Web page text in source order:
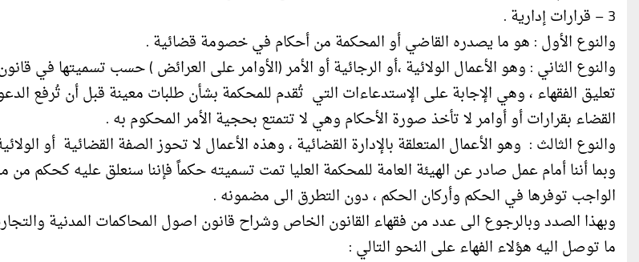
3 – قرارات إدارية .
والنوع الأول : هو ما يصدره القاضي أو المحكمة من أحكام في خصومة قضائية .
والنوع الثاني : وهو الأعمال الولائية ،أو الرجائية أو الأمر (الأوامر على العرائض ) حسب تسميتها في
تعليق الفقهاء ، وهي الإجابة على الإستدعاءات التي تُقدم للمحكمة بشأن طلبات معينة قبل أن تُرفع
القضاء بقرارات أو أوامر لا تأخذ صورة الأحكام وهي لا تتمتع بحجية الأمر المحكوم به .
والنوع الثالث : وهو الأعمال المتعلقة بالإدارة القضائية ، وهذه الأعمال لا تحوز الصفة القضائية أو
وبما أننا أمام عمل صادر عن الهيئة العامة للمحكمة العليا تمت تسميته حكماً فإننا سنعلق عليه كحكم
الواجب توفرها في الحكم وأركان الحكم ، دون التطرق الى مضمونه .
وبهذا الصدد وبالرجوع الى عدد من فقهاء القانون الخاص وشراح قانون اصول المحاكمات المدنية
ما توصل اليه هؤلاء الفهاء على النحو التالي :